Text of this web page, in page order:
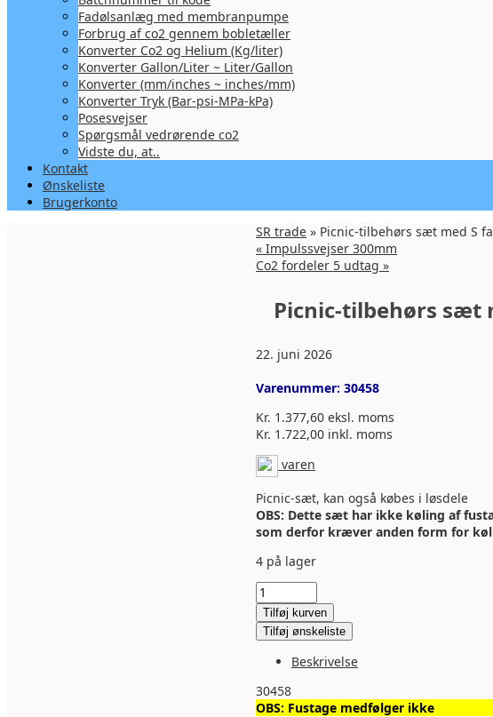
Fadølsanlæg med membranpumpe
Forbrug af co2 gennem bobletæller
Konverter Co2 og Helium (Kg/liter)
Konverter Gallon/Liter ~ Liter/Gallon
Konverter (mm/inches ~ inches/mm)
Konverter Tryk (Bar-psi-MPa-kPa)
Posesvejser
Spørgsmål vedrørende co2
Vidste du, at..
Kontakt
Ønskeliste
Brugerkonto
SR trade » Picnic-tilbehørs sæt med S
« Impulssvejser 300mm
Co2 fordeler 5 udtag »
Picnic-tilbehørs sæt
22. juni 2026
Varenummer: 30458
Kr. 1.377,60 eksl. moms
Kr. 1.722,00 inkl. moms
varen
Picnic-sæt, kan også købes i løsdele
OBS: Dette sæt har ikke køling af
som derfor kræver anden form for
4 på lager
Picnic-
tilbehørs
sæt
med
kobling
antal
Tilføj kurven
Tilføj ønskeliste
Beskrivelse
30458
OBS: Fustage medfølger ikke